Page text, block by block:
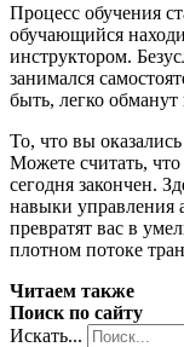
Процесс обучения
обучающийся
инструктором.
занимался
быть, легко
То, что вы
Можете считать, что
сегодня закончен.
навыки управления
превратят вас в
плотном потоке
Читаем также
Поиск по сайту
Искать...